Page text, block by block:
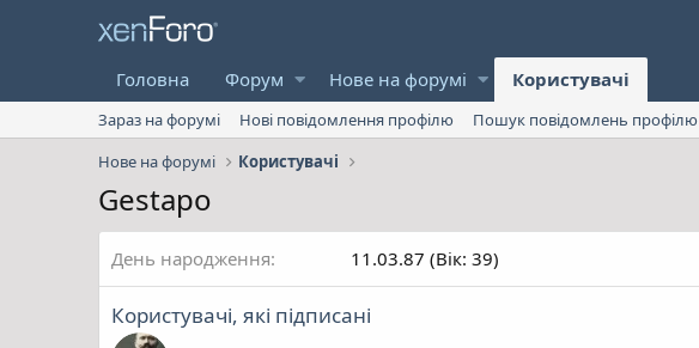
Головна Форум Нове на форумі Користувачі
Зараз на форумі Нові повідомлення профілю
Пошук повідомлень профілю
Нове на форумі
Користувачі
Gestapo
День народження 11.03.87 (Вік: 39)
Користувачі, які підписані